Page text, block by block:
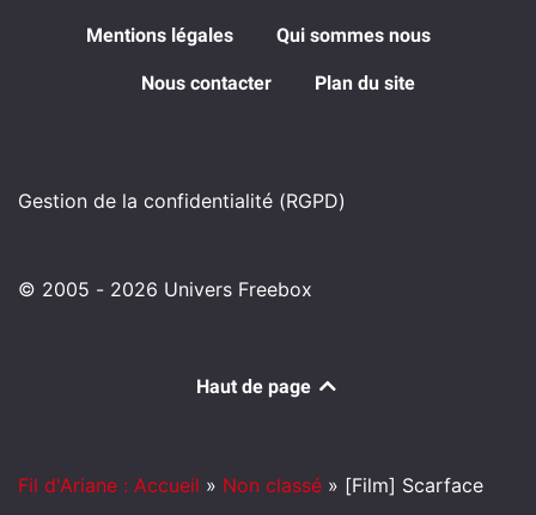
Mentions légales Qui sommes nous
Nous contacter Plan du site
Gestion de la confidentialité (RGPD)
© 2005 - 2026 Univers Freebox
Haut de page
Fil d'Ariane : Accueil » Non classé » [Film] Scarface